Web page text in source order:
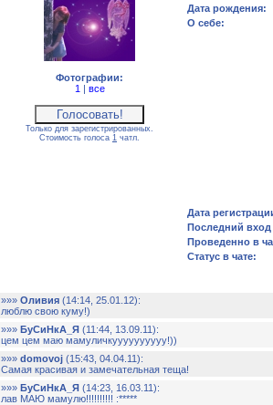
Фотографии:
1 | все
Только для зарегистрированных.
Стоимость голоса 1 чатл.
Дата рождения:
О себе:
Дата
Последний вход
Проведенно в
Статус в чате:
»»» Оливия (14:14, 25.01.12):
люблю свою куму!)
»»» БуСиНкА_Я (11:44, 13.09.11):
цем цем маю мамуличкуууууууууу!))
»»» domovoj (15:43, 04.04.11):
Самая красивая и замечательная теща!
»»» БуСиНкА_Я (14:23, 16.03.11):
лав МАЮ мамулю!!!!!!!!!! :*****